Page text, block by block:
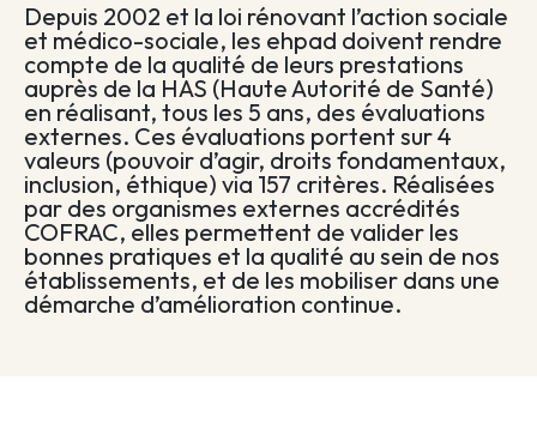
Depuis 2002 et la loi rénovant l’action sociale
et médico-sociale, les ehpad doivent rendre
compte de la qualité de leurs prestations
auprès de la HAS (Haute Autorité de Santé)
en réalisant, tous les 5 ans, des évaluations
externes. Ces évaluations portent sur 4
valeurs (pouvoir d’agir, droits fondamentaux,
inclusion, éthique) via 157 critères. Réalisées
par des organismes externes accrédités
COFRAC, elles permettent de valider les
bonnes pratiques et la qualité au sein de nos
établissements, et de les mobiliser dans une
démarche d’amélioration continue.